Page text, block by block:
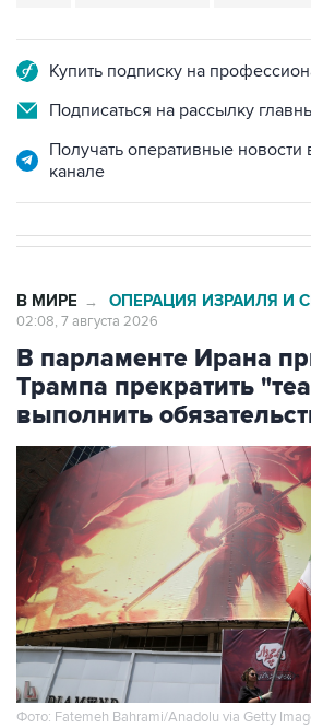
Подписаться на рассылку
Получать оперативные
канале
В парламенте Ирана
Трампа прекратить
выполнить
Фото: Fatemeh Bahrami/Anadolu via Getty
Москва. 7 августа.